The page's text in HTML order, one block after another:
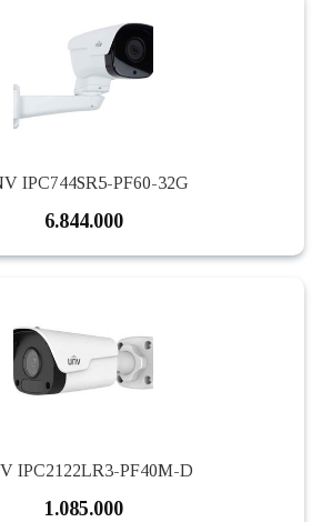
IPC744SR5-PF60-32G
6.844.000
IPC2122LR3-PF40M-D
1.085.000